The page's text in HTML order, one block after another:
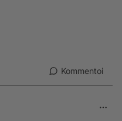
Kommentoi